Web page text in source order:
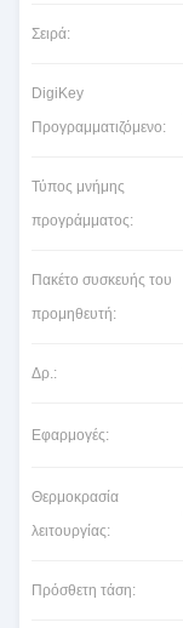
Σειρά:
DigiKey
Προγραμματιζόμενο:
Τύπος μνήμης
προγράμματος:
Πακέτο συσκευής του
προμηθευτή:
Δρ.:
Εφαρμογές:
Θερμοκρασία
λειτουργίας:
Πρόσθετη τάση: